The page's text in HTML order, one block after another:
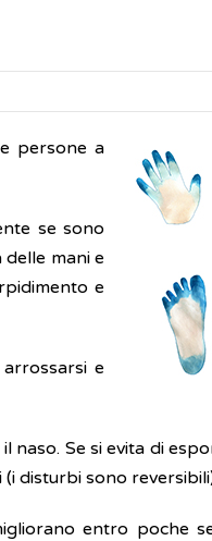
persone a
se sono
mani e
e
e
naso. Se si evita di
disturbi sono
entro poche